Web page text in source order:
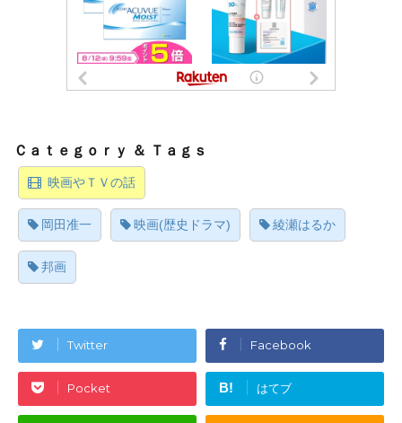
映画やＴＶの話
岡田准一 映画(歴史ドラマ) 綾瀬はるか
邦画
Twitter Facebook
Pocket B! はてブ